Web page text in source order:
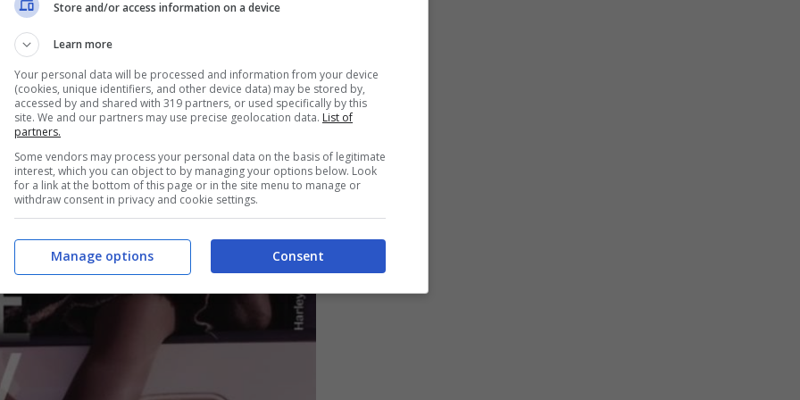
Store and/or access information on a device
Learn more
Your personal data will be processed and information from your device
(cookies, unique identifiers, and other device data) may be stored by,
accessed by and shared with 319 partners, or used specifically by this
site. We and our partners may use precise geolocation data. List of
partners.
Some vendors may process your personal data on the basis of legitimate
interest, which you can object to by managing your options below. Look
for a link at the bottom of this page or in the site menu to manage or
withdraw consent in privacy and cookie settings.
Consent
Manage options